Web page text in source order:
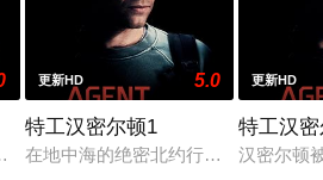
的严重后果后，陷入了自我毁灭的状
更新HD 5.0
特工汉密尔顿1
在地中海的绝密北约行动中，瑞典攻
更新HD
特工汉
汉密尔顿